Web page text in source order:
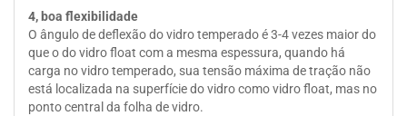
4, boa flexibilidade
O ângulo de deflexão do vidro temperado é 3-4 vezes maior do
que o do vidro float com a mesma espessura, quando há
carga no vidro temperado, sua tensão máxima de tração não
está localizada na superfície do vidro como vidro float, mas no
ponto central da folha de vidro.